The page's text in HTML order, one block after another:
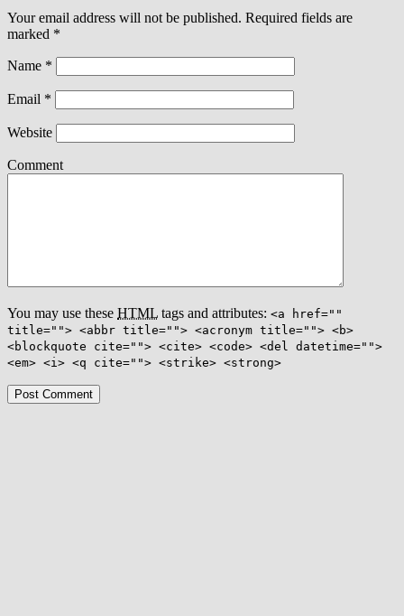
Your email address will not be published. Required fields are
marked *
Name *
Email *
Website
Comment
You may use these HTML tags and attributes: <a href=""
title=""> <abbr title=""> <acronym title=""> <b>
<blockquote cite=""> <cite> <code> <del datetime="">
<em> <i> <q cite=""> <strike> <strong>